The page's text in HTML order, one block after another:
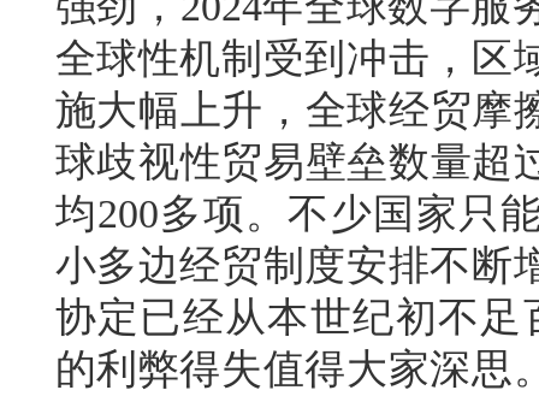
全球性机制受到冲击，区
施大幅上升，全球经贸摩
球歧视性贸易壁垒数量超
均200多项。不少国家只
小多边经贸制度安排不断
协定已经从本世纪初不足
的利弊得失值得大家深思